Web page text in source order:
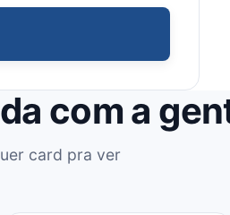
com a
card pra ver